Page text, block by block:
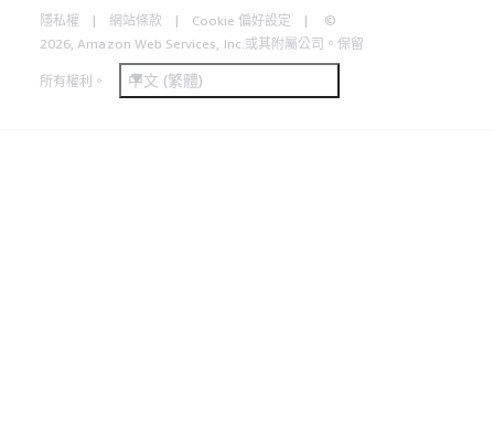
隱私權 網站條款 Cookie 偏好設定
©
2026, Amazon Web Services, Inc.或其附屬公司。保留
所有權利。 中文 (繁體)